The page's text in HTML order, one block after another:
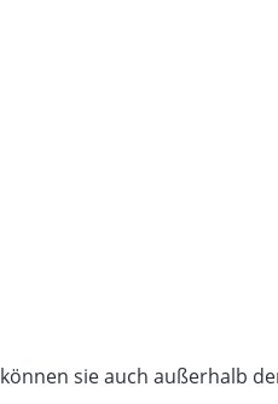
sie auch außerhalb